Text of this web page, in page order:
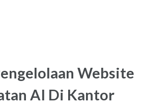
Website
AI Di Kantor